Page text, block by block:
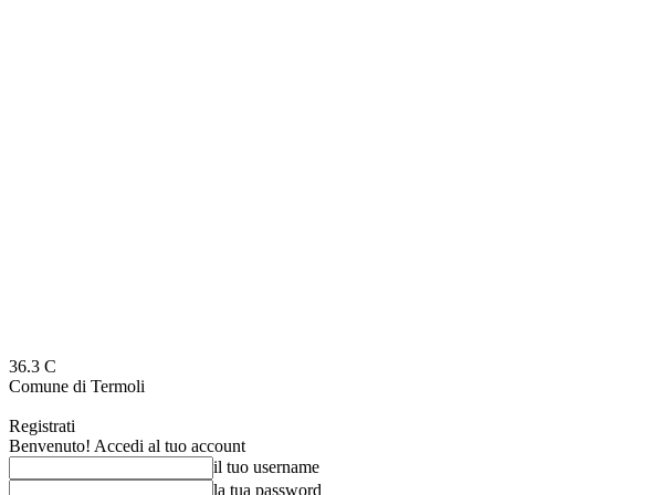
36.3 C
Comune di Termoli
Registrati
Benvenuto! Accedi al tuo account
il tuo username
la tua password